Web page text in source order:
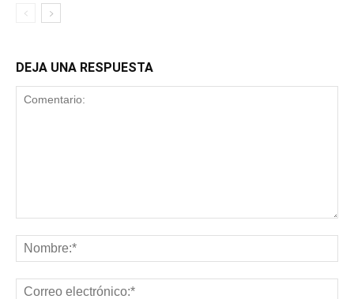
DEJA UNA RESPUESTA